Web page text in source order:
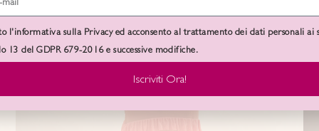
l'informativa sulla Privacy ed acconsento al trattamento dei dati personali ai
13 del GDPR 679-2016 e successive modifiche.
Iscriviti Ora!